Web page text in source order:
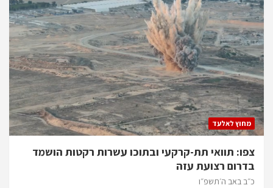
מחוץ לאלעד
צפו: תוואי תת-קרקעי ובתוכו עשרות רקטות הושמד
בדרום רצועת עזה
כ״ב באב ה׳תשפ״ו